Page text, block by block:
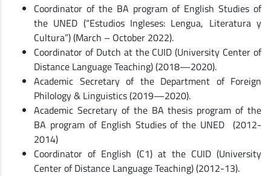
Coordinator of the BA program of English Studies of
the UNED (“Estudios Ingleses: Lengua, Literatura y
Cultura”) (March – October 2022).
Coordinator of Dutch at the CUID (University Center of
Distance Language Teaching) (2018—2020).
Academic Secretary of the Department of Foreign
Philology & Linguistics (2019—2020).
Academic Secretary of the BA thesis program of the
BA program of English Studies of the UNED (2012-
2014)
Coordinator of English (C1) at the CUID (University
Center of Distance Language Teaching) (2012-13).